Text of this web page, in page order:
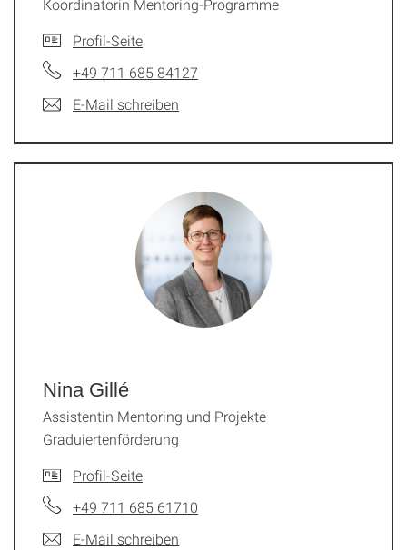
Koordinatorin Mentoring-Programme
Profil-Seite
+49 711 685 84127
E-Mail schreiben
Nina Gillé
Assistentin Mentoring und Projekte
Graduiertenförderung
Profil-Seite
+49 711 685 61710
E-Mail schreiben